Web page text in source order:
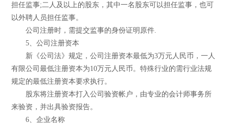
担任监事;二人及以上的股东，其中一名股东可以担任监事，也可
以外聘人员担任监事。
公司注册时，需提交监事的身份证明原件.
5、公司注册资本
新《公司法》规定，公司注册资本最低为3万元人民币，一人
有限公司最低注册资本为10万元人民币。特殊行业的需行业法规
规定的最低注册资本要求执行。
股东将注册资本打入公司验资帐户，由专业的会计师事务所
来验资，并出具验资报告。
6、企业名称